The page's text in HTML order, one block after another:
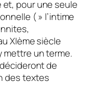
pour une seule
( » l’intime
XIème siècle
mettre un terme.
de
des textes